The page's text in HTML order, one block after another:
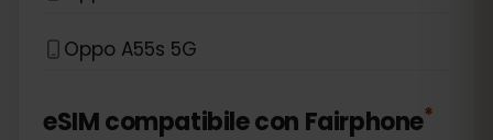
Oppo A55s 5G
eSIM compatibile con Fairphone*